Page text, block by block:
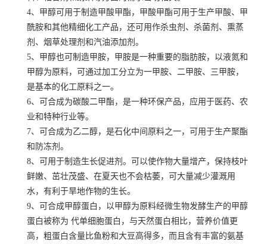
4、甲醇可用于制造甲酸甲酯，甲酸甲酯可用于生产甲酸、甲
酰胺和其他精细化工产品，还可用作杀虫剂、杀菌剂、熏蒸
剂、烟草处理剂和汽油添加剂。
5、甲醇也可制造甲胺，甲胺是一种重要的脂肪胺，以液氮和
甲醇为原料，可通过加工分立为一甲胺、二甲胺、三甲胺，
是基本的化工原料之一。
6、可合成为碳酸二甲酯，是一种环保产品，应用于医药、农
业和特种行业等。
7、可合成为乙二醇，是石化中间原料之一，可用于生产聚酯
和防冻剂。
8、可用于制造生长促进剂。可以使作物大量增产，保持枝叶
鲜嫩、茁壮茂盛、在夏天也不会枯萎，可大量减少灌溉用
水，有利于旱地作物的生长。
9、可合成甲醇蛋白，以甲醇为原料经微生物发酵生产的甲醇
蛋白被称为 代单细胞蛋白，与天然蛋白相比，营养价值更
高，粗蛋白含量比鱼粉和大豆高得多，而且含有丰富的氨基